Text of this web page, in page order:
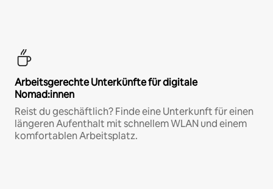
Arbeitsgerechte Unterkünfte für digitale
Nomad:innen
Reist du geschäftlich? Finde eine Unterkunft für einen
längeren Aufenthalt mit schnellem WLAN und einem
komfortablen Arbeitsplatz.